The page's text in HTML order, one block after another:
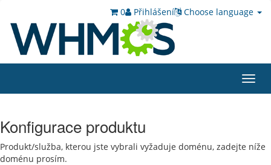
Choose language
Přihlášení
0
Konfigurace produktu
Produkt/služba, kterou jste vybrali vyžaduje doménu, zadejte níže
doménu prosím.